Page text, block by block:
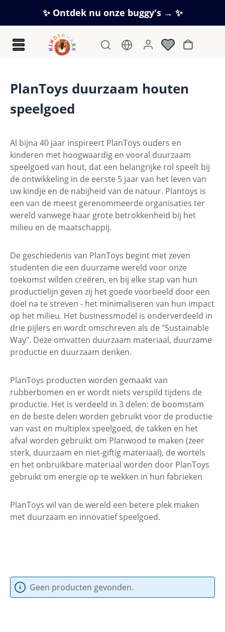
Ga naar de hoofdinhoud
✨ Ontdek nu onze buggy's → ✨
PlanToys duurzaam houten
speelgoed
Al bijna 40 jaar inspireert PlanToys ouders en
kinderen met hoogwaardig en vooral duurzaam
speelgoed van hout, dat een belangrijke rol speelt bij
de ontwikkeling in de eerste 5 jaar van het leven van
uw kindje en de nabijheid van de natuur. Plantoys is
een van de meest gerenommeerde organisaties ter
wereld vanwege haar grote betrokkenheid bij het
milieu en de maatschappij.
De geschiedenis van PlanToys begint met zeven
studenten die een duurzame wereld voor onze
toekomst wilden creëren, en bij elke stap van hun
productielijn geven zij het goede voorbeeld door een
doel na te streven - het minimaliseren van hun impact
op het milieu. Het businessmodel is onderverdeeld in
drie pijlers en wordt omschreven als de "Sustainable
Way". Deze omvatten duurzaam materiaal, duurzame
productie en duurzaam denken.
PlanToys producten worden gemaakt van
rubberbomen en er wordt niets verspild tijdens de
productie. Het is verdeeld in 3 delen: de boomstam
en de beste delen worden gebruikt voor de productie
van vast en multiplex speelgoed, de takken en het
afval worden gebruikt om Planwood te maken (zeer
sterk, duurzaam en niet-giftig materiaal), de wortels
en het onbruikbare materiaal worden door PlanToys
gebruikt om energie op te wekken in hun fabrieken
PlanToys wil van de wereld een betere plek maken
met duurzaam en innovatief speelgoed.
Geen producten gevonden.